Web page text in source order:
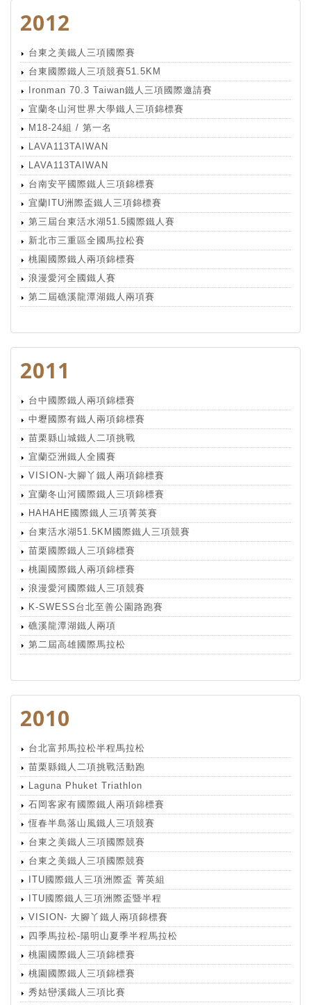
2012
台東之美鐵人三項國際賽
台東國際鐵人三項競賽51.5KM
Ironman 70.3 Taiwan鐵人三項國際邀請賽
宜蘭冬山河世界大學鐵人三項錦標賽
M18-24組 / 第一名
LAVA113TAIWAN
LAVA113TAIWAN
台南安平國際鐵人三項錦標賽
宜蘭ITU洲際盃鐵人三項錦標賽
第三屆台東活水湖51.5國際鐵人賽
新北市三重區全國馬拉松賽
桃園國際鐵人兩項錦標賽
浪漫愛河全國鐵人賽
第二屆礁溪龍潭湖鐵人兩項賽
2011
台中國際鐵人兩項錦標賽
中壢國際有鐵人兩項錦標賽
苗栗縣山城鐵人二項挑戰
宜蘭亞洲鐵人全國賽
VISION-大腳丫鐵人兩項錦標賽
宜蘭冬山河國際鐵人三項錦標賽
HAHAHE國際鐵人三項菁英賽
台東活水湖51.5KM國際鐵人三項競賽
苗栗國際鐵人三項錦標賽
桃園國際鐵人兩項錦標賽
浪漫愛河國際鐵人三項競賽
K-SWESS台北至善公園路跑賽
礁溪龍潭湖鐵人兩項
第二屆高雄國際馬拉松
2010
台北富邦馬拉松半程馬拉松
苗栗縣鐵人二項挑戰活動跑
Laguna Phuket Triathlon
石岡客家有國際鐵人兩項錦標賽
恆春半島落山風鐵人三項競賽
台東之美鐵人三項國際競賽
台東之美鐵人三項國際競賽
ITU國際鐵人三項洲際盃 菁英組
ITU國際鐵人三項洲際盃暨半程
VISION- 大腳丫鐵人兩項錦標賽
四季馬拉松-陽明山夏季半程馬拉松
桃園國際鐵人三項錦標賽
桃園國際鐵人三項錦標賽
秀姑巒溪鐵人三項比賽